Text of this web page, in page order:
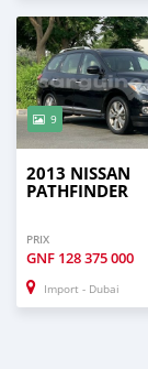
9
2013 NISSAN
PATHFINDER
PRIX
GNF 128 375 000
Import - Dubai